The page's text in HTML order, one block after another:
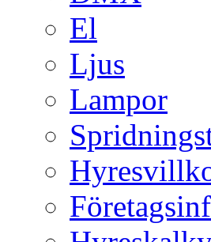
El
Ljus
Lampor